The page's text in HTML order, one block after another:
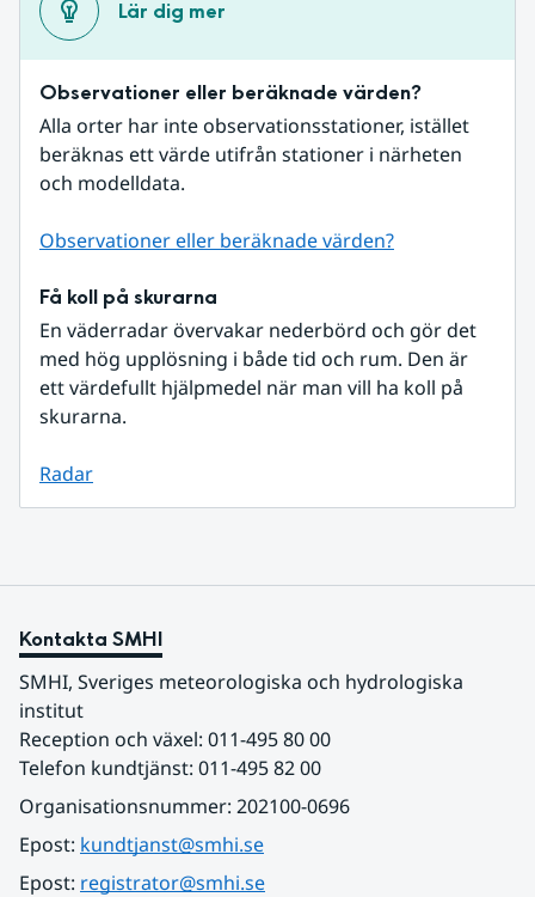
Lär dig mer
Observationer eller beräknade värden?
Alla orter har inte observationsstationer, istället
beräknas ett värde utifrån stationer i närheten
och modelldata.
Observationer eller beräknade värden?
Få koll på skurarna
En väderradar övervakar nederbörd och gör det
med hög upplösning i både tid och rum. Den är
ett värdefullt hjälpmedel när man vill ha koll på
skurarna.
Radar
Kontakta SMHI
SMHI, Sveriges meteorologiska och hydrologiska
institut
Reception och växel: 011-495 80 00
Telefon kundtjänst: 011-495 82 00
Organisationsnummer: 202100-0696
Epost: kundtjanst@smhi.se
Epost: registrator@smhi.se